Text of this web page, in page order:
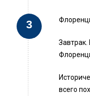
Завтрак.
всего